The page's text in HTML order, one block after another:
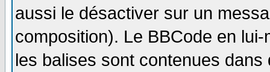
aussi le désactiver sur un
composition). Le BBCode en
les balises sont contenues